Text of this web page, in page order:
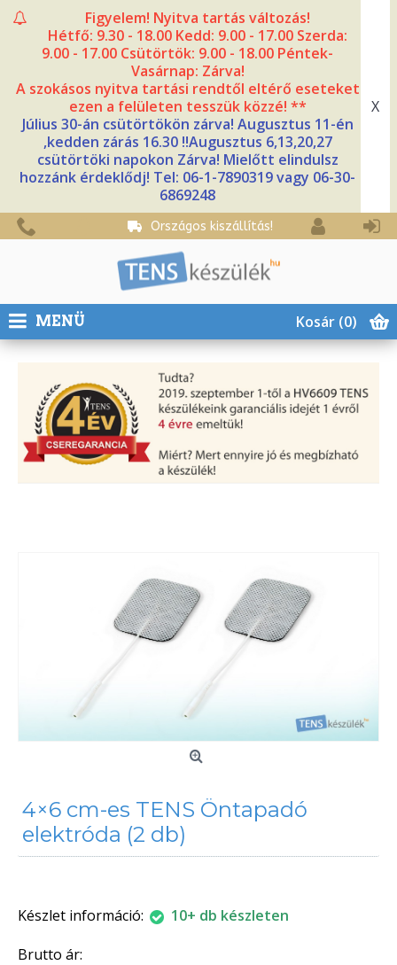
Figyelem! Nyitva tartás változás!
Hétfő: 9.30 - 18.00 Kedd: 9.00 - 17.00 Szerda:
9.00 - 17.00 Csütörtök: 9.00 - 18.00 Péntek-
Vasárnap: Zárva!
A szokásos nyitva tartási rendtől eltérő eseteket
ezen a felületen tesszük közzé! **
Július 30-án csütörtökön zárva! Augusztus 11-én
,kedden zárás 16.30 !!Augusztus 6,13,20,27
csütörtöki napokon Zárva! Mielőtt elindulsz
hozzánk érdeklődj! Tel: 06-1-7890319 vagy 06-30-
6869248
X
Országos kiszállítás!
Kosár (0)
MENÜ
4×6 cm-es TENS Öntapadó
elektróda (2 db)
Készlet információ:
10+ db készleten
Brutto ár: